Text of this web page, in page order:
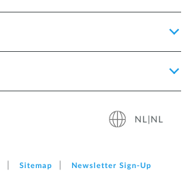
NL|NL
Sitemap Newsletter Sign‑Up